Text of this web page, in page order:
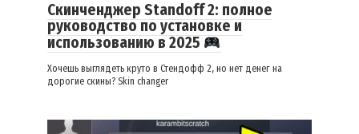
Скинченджер Standoff 2: полное
руководство по установке и
использованию в 2025
Хочешь выглядеть круто в Стендофф 2, но нет денег на
дорогие скины? Skin changer